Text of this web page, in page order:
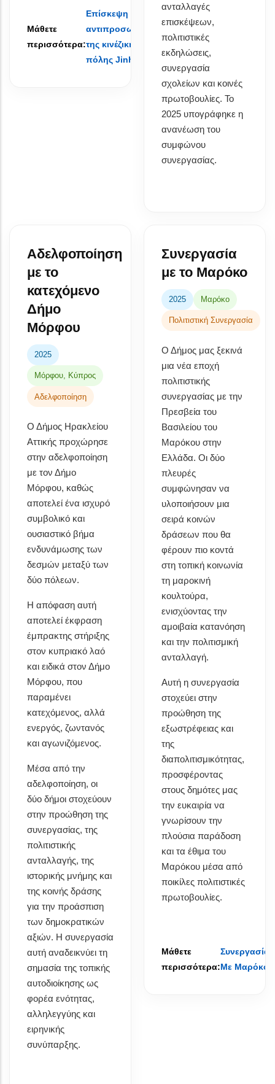
Μάθετε
περισσότερα:
Επίσκεψη
αντιπροσωπείας
της κινέζικης
πόλης Jinhua
ανταλλαγές
επισκέψεων,
πολιτιστικές
εκδηλώσεις,
συνεργασία
σχολείων και κοινές
πρωτοβουλίες. Το
2025 υπογράφηκε η
ανανέωση του
συμφώνου
συνεργασίας.
Αδελφοποίηση
με το
κατεχόμενο
Δήμο
Μόρφου
2025
Μόρφου, Κύπρος
Αδελφοποίηση
Ο Δήμος Ηρακλείου
Αττικής προχώρησε
στην αδελφοποίηση
με τον Δήμο
Μόρφου, καθώς
αποτελεί ένα ισχυρό
συμβολικό και
ουσιαστικό βήμα
ενδυνάμωσης των
δεσμών μεταξύ των
δύο πόλεων.
Η απόφαση αυτή
αποτελεί έκφραση
έμπρακτης στήριξης
στον κυπριακό λαό
και ειδικά στον Δήμο
Μόρφου, που
παραμένει
κατεχόμενος, αλλά
ενεργός, ζωντανός
και αγωνιζόμενος.
Μέσα από την
αδελφοποίηση, οι
δύο δήμοι στοχεύουν
στην προώθηση της
συνεργασίας, της
πολιτιστικής
ανταλλαγής, της
ιστορικής μνήμης και
της κοινής δράσης
για την προάσπιση
των δημοκρατικών
αξιών. Η συνεργασία
αυτή αναδεικνύει τη
σημασία της τοπικής
αυτοδιοίκησης ως
φορέα ενότητας,
αλληλεγγύης και
ειρηνικής
συνύπαρξης.
Συνεργασία
με το Μαρόκο
2025 Μαρόκο
Πολιτιστική Συνεργασία
Ο Δήμος μας ξεκινά
μια νέα εποχή
πολιτιστικής
συνεργασίας με την
Πρεσβεία του
Βασιλείου του
Μαρόκου στην
Ελλάδα. Οι δύο
πλευρές
συμφώνησαν να
υλοποιήσουν μια
σειρά κοινών
δράσεων που θα
φέρουν πιο κοντά
στη τοπική κοινωνία
τη μαροκινή
κουλτούρα,
ενισχύοντας την
αμοιβαία κατανόηση
και την πολιτισμική
ανταλλαγή.
Αυτή η συνεργασία
στοχεύει στην
προώθηση της
εξωστρέφειας και
της
διαπολιτισμικότητας,
προσφέροντας
στους δημότες μας
την ευκαιρία να
γνωρίσουν την
πλούσια παράδοση
και τα έθιμα του
Μαρόκου μέσα από
ποικίλες πολιτιστικές
πρωτοβουλίες.
Μάθετε
περισσότερα:
Συνεργασία
Με Μαρόκο